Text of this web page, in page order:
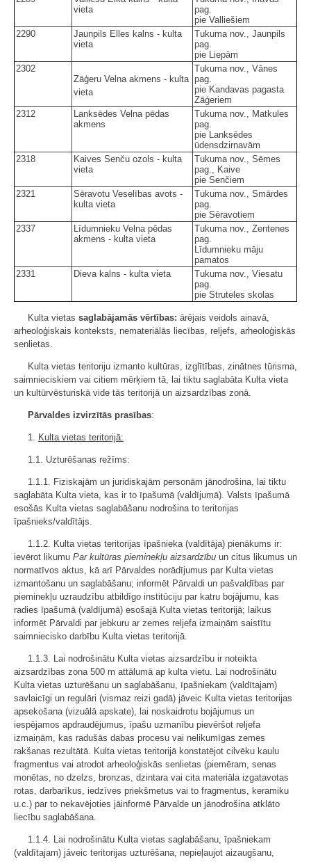
vieta
pag.
pie Valliešiem
2290
Jaunpils Elles kalns - kulta
vieta
Tukuma nov., Jaunpils
pag.
pie Liepām
2302
Zāģeru Velna akmens - kulta
vieta
Tukuma nov., Vānes
pag.
pie Kandavas pagasta
Zāģeriem
2312
Lanksēdes Velna pēdas
akmens
Tukuma nov., Matkules
pag.
pie Lanksēdes
ūdensdzirnavām
2318
Kaives Senču ozols - kulta
vieta
Tukuma nov., Sēmes
pag., Kaive
pie Senčiem
2321
Sēravotu Veselības avots -
kulta vieta
Tukuma nov., Smārdes
pag.
pie Sēravotiem
2337
Līdumnieku Velna pēdas
akmens - kulta vieta
Tukuma nov., Zentenes
pag.
Līdumnieku māju
pamatos
2331
Dieva kalns - kulta vieta
Tukuma nov., Viesatu
pag.
pie Struteles skolas
Kulta vietas saglabājamās vērtības: ārējais veidols ainavā,
arheoloģiskais konteksts, nemateriālās liecības, reljefs, arheoloģiskās
senlietas.
Kulta vietas teritoriju izmanto kultūras, izglītības, zinātnes tūrisma,
saimnieciskiem vai citiem mērķiem tā, lai tiktu saglabāta Kulta vieta
un kultūrvēsturiskā vide tās teritorijā un aizsardzības zonā.
Pārvaldes izvirzītās prasības:
1. Kulta vietas teritorijā:
1.1. Uzturēšanas režīms:
1.1.1. Fiziskajām un juridiskajām personām jānodrošina, lai tiktu
saglabāta Kulta vieta, kas ir to īpašumā (valdījumā). Valsts īpašumā
esošās Kulta vietas saglabāšanu nodrošina to teritorijas
īpašnieks/valdītājs.
1.1.2. Kulta vietas teritorijas īpašnieka (valdītāja) pienākums ir:
ievērot likumu Par kultūras pieminekļu aizsardzību un citus likumus un
normatīvos aktus, kā arī Pārvaldes norādījumus par Kulta vietas
izmantošanu un saglabāšanu; informēt Pārvaldi un pašvaldības par
pieminekļu uzraudzību atbildīgo institūciju par katru bojājumu, kas
radies īpašumā (valdījumā) esošajā Kulta vietas teritorijā; laikus
informēt Pārvaldi par jebkuru ar zemes reljefa izmaiņām saistītu
saimniecisko darbību Kulta vietas teritorijā.
1.1.3. Lai nodrošinātu Kulta vietas aizsardzību ir noteikta
aizsardzības zona 500 m attālumā ap kulta vietu. Lai nodrošinātu
Kulta vietas uzturēšanu un saglabāšanu, īpašniekam (valdītajam)
savlaicīgi un regulāri (vismaz reizi gadā) jāveic Kulta vietas teritorijas
apsekošana (vizuālā apskate), lai noskaidrotu bojājumus un
iespējamos apdraudējumus, īpašu uzmanību pievēršot reljefa
izmaiņām, kas radušās dabas procesu vai nelikumīgas zemes
rakšanas rezultātā. Kulta vietas teritorijā konstatējot cilvēku kaulu
fragmentus vai atrodot arheoloģiskās senlietas (piemēram, senas
monētas, no dzelzs, bronzas, dzintara vai cita materiāla izgatavotas
rotas, darbarīkus, iedzīves priekšmetus vai to fragmentus, keramiku
u.c.) par to nekavējoties jāinformē Pārvalde un jānodrošina atklāto
liecību saglabāšana.
1.1.4. Lai nodrošinātu Kulta vietas saglabāšanu, īpašniekam
(valdītajam) jāveic teritorijas uzturēšana, nepieļaujot aizaugšanu,